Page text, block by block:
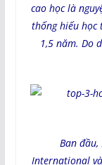
cao học là
thống hiếu học
1,5 năm. Do
Ban
International